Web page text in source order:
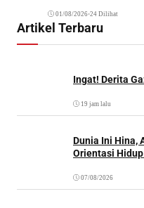
01/08/2026•24 Dilihat
Artikel Terbaru
Ingat! Derita
19 jam lalu
Dunia Ini Hina,
Orientasi
07/08/2026